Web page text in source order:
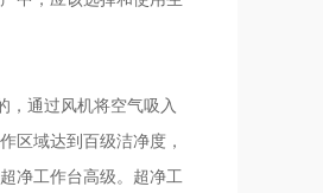
，通过风机将空气吸入
区域达到百级洁净度，
净工作台高级。超净工